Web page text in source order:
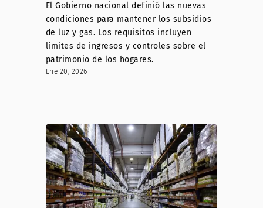
El Gobierno nacional definió las nuevas
condiciones para mantener los subsidios
de luz y gas. Los requisitos incluyen
límites de ingresos y controles sobre el
patrimonio de los hogares.
Ene 20, 2026